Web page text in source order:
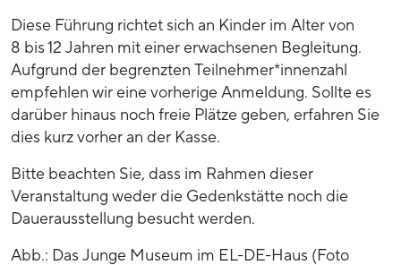
Diese Führung richtet sich an Kinder im Alter von
8 bis 12 Jahren mit einer erwachsenen Begleitung.
Aufgrund der begrenzten Teilnehmer*innenzahl
empfehlen wir eine vorherige Anmeldung. Sollte es
darüber hinaus noch freie Plätze geben, erfahren Sie
dies kurz vorher an der Kasse.
Bitte beachten Sie, dass im Rahmen dieser
Veranstaltung weder die Gedenkstätte noch die
Dauerausstellung besucht werden.
Abb.: Das Junge Museum im EL-DE-Haus (Foto